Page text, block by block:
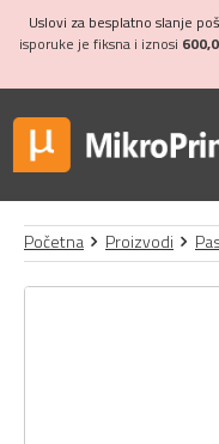
Uslovi za besplatno slanje
isporuke je fiksna i iznosi
Početna Proizvodi